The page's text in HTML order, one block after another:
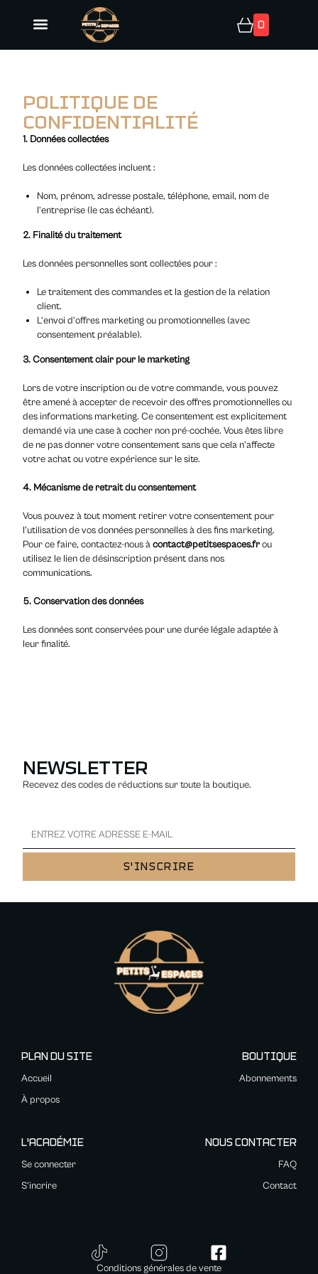
0
POLITIQUE DE
CONFIDENTIALITÉ
1. Données collectées
Les données collectées incluent :
Nom, prénom, adresse postale, téléphone, email, nom de
l’entreprise (le cas échéant).
2. Finalité du traitement
Les données personnelles sont collectées pour :
Le traitement des commandes et la gestion de la relation
client.
L’envoi d’offres marketing ou promotionnelles (avec
consentement préalable).
3. Consentement clair pour le marketing
Lors de votre inscription ou de votre commande, vous pouvez
être amené à accepter de recevoir des offres promotionnelles ou
des informations marketing. Ce consentement est explicitement
demandé via une case à cocher non pré-cochée. Vous êtes libre
de ne pas donner votre consentement sans que cela n’affecte
votre achat ou votre expérience sur le site.
4. Mécanisme de retrait du consentement
Vous pouvez à tout moment retirer votre consentement pour
l’utilisation de vos données personnelles à des fins marketing.
Pour ce faire, contactez-nous àcontact@petitsespaces.frou
utilisez le lien de désinscription présent dans nos
communications.
5. Conservation des données
Les données sont conservées pour une durée légale adaptée à
leur finalité.
NEWSLETTER
Recevez des codes de réductions sur toute la boutique.
S'INSCRIRE
PLAN DU SITE
Accueil
À propos
BOUTIQUE
Abonnements
L'ACADÉMIE
Se connecter
S'incrire
NOUS CONTACTER
FAQ
Contact
Conditions générales de vente